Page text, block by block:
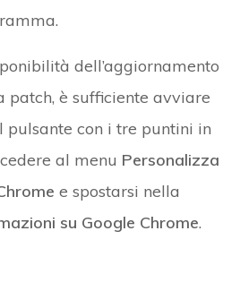
dell’aggiornamento
patch, è sufficiente avviare
pulsante con i tre puntini in
al menu Personalizza
e spostarsi nella
su Google Chrome.